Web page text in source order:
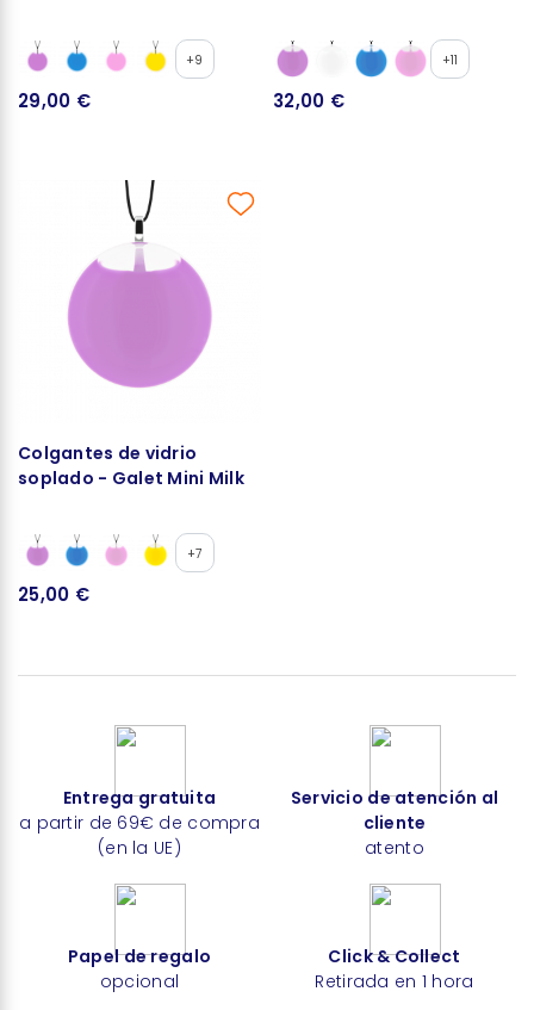
+9
29,00 €
+11
32,00 €
Colgantes de vidrio
soplado - Galet Mini Milk
+7
25,00 €
Entrega gratuita
a partir de 69€ de compra
(en la UE)
Servicio de atención al
cliente
atento
Papel de regalo
opcional
Click & Collect
Retirada en 1 hora